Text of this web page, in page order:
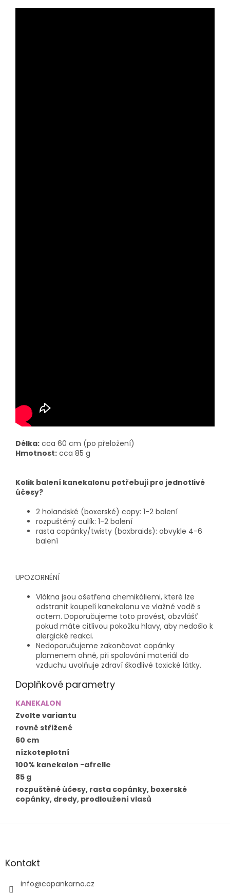
Délka: cca 60 cm (po přeložení)
Hmotnost: cca 85 g
Kolik balení kanekalonu potřebuji pro jednotlivé
účesy?
2 holandské (boxerské) copy: 1-2 balení
rozpuštěný culík: 1-2 balení
rasta copánky/twisty (boxbraids): obvykle 4-6
balení
UPOZORNĚNÍ
Vlákna jsou ošetřena chemikáliemi, které lze
odstranit koupelí kanekalonu ve vlažné vodě s
octem. Doporučujeme toto provést, obzvlášť
pokud máte citlivou pokožku hlavy, aby nedošlo k
alergické reakci.
Nedoporučujeme zakončovat copánky
plamenem ohně, při spalování materiál do
vzduchu uvolňuje zdraví škodlivé toxické látky.
Doplňkové parametry
KANEKALON
Zvolte variantu
rovně střižené
60 cm
nízkoteplotní
100% kanekalon -afrelle
85 g
rozpuštěné účesy, rasta copánky, boxerské
copánky, dredy, prodloužení vlasů
Z
aKontakt
info@copankarna.cz